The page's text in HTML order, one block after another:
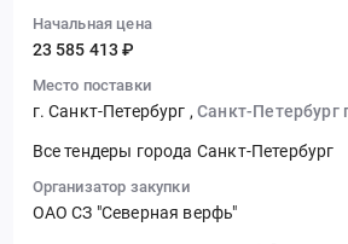
Начальная цена
23 585 413 ₽
Место поставки
г. Санкт-Петербург ,Санкт-Петербург
Все тендеры города Санкт-Петербург
Организатор закупки
ОАО СЗ "Северная верфь"